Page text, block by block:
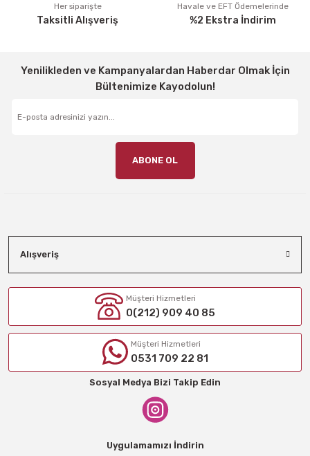
Her siparişte
Taksitli Alışveriş
Havale ve EFT Ödemelerinde
%2 Ekstra İndirim
Yenilikleden ve Kampanyalardan Haberdar Olmak İçin
Bültenimize Kayodolun!
ABONE OL
Alışveriş
Müşteri Hizmetleri
0(212) 909 40 85
Müşteri Hizmetleri
0531 709 22 81
Sosyal Medya Bizi Takip Edin
Uygulamamızı İndirin